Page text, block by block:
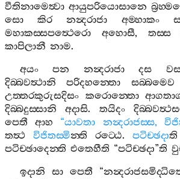
වීතිනාමෙත්‍වා ආයුපරියොසානෙ
සො
කිර නන්‍දරාජා අම‍්හාකං
මහාකස‍්සපත්‍ථෙරො
අහොසී, තස‍්ස
කාපිලානී නාම.
අයං
පන නන්‍දරාජා දස
දිබ‍්බවත්‍ථානි
පරිදහන‍්තො සබ‍්බමෙව
උත‍්තරකුරුසදිසං කරොන‍්තො
දිබ‍්බදුස‍්සානි
අදාසි. තයිදං
පෙතී
ආහ “යාවතා නන්‍දරාජස‍්ස,
තත්‍ථ
විජිතස‍්මින‍්ති රට‍්ඨෙ. පටිච‍්ඡදාති
පටිච‍්ඡාදෙන‍්ති එතෙහීති “පටිච‍්ඡදා”ති
ඉදානි
සා පෙතී “